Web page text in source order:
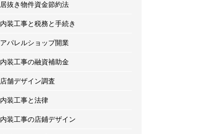
居抜き物件資金節約法
内装工事と税務と手続き
アパレルショップ開業
内装工事の融資補助金
店舗デザイン調査
内装工事と法律
内装工事の店鋪デザイン